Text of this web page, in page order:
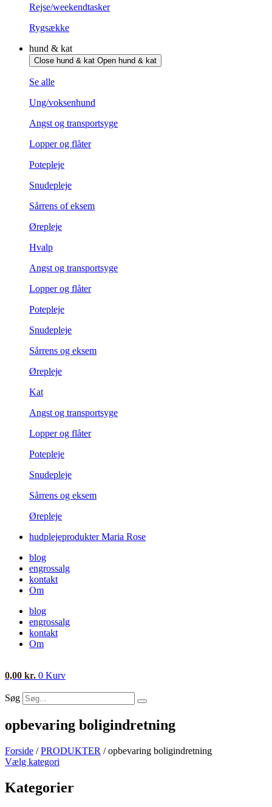
Rejse/weekendtasker
Rygsække
hund & kat
Close hund & kat Open hund & kat
Se alle
Ung/voksenhund
Angst og transportsyge
Lopper og flåter
Potepleje
Snudepleje
Sårrens of eksem
Ørepleje
Hvalp
Angst og transportsyge
Lopper og flåter
Potepleje
Snudepleje
Sårrens og eksem
Ørepleje
Kat
Angst og transportsyge
Lopper og flåter
Potepleje
Snudepleje
Sårrens og eksem
Ørepleje
hudplejeprodukter Maria Rose
blog
engrossalg
kontakt
Om
blog
engrossalg
kontakt
Om
0,00 kr. 0 Kurv
Søg
opbevaring boligindretning
Forside /PRODUKTER / opbevaring boligindretning
Vælg kategori
Kategorier